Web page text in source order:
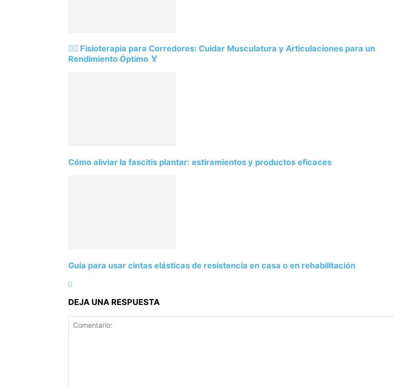
🏃‍♂️ Fisioterapia para Corredores: Cuidar Musculatura y Articulaciones para un
Rendimiento Óptimo 🏅
Cómo aliviar la fascitis plantar: estiramientos y productos eficaces
Guía para usar cintas elásticas de resistencia en casa o en rehabilitación
DEJA UNA RESPUESTA